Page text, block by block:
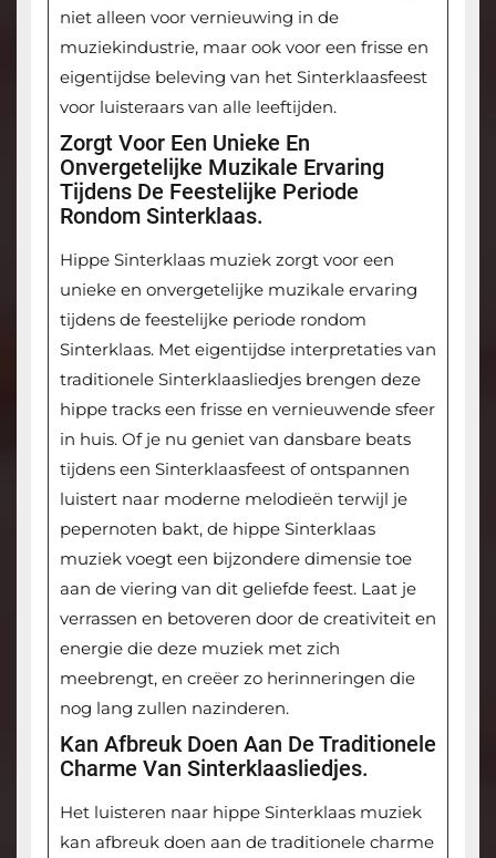
niet alleen voor vernieuwing in de
muziekindustrie, maar ook voor een frisse en
eigentijdse beleving van het Sinterklaasfeest
voor luisteraars van alle leeftijden.
Zorgt Voor Een Unieke En
Onvergetelijke Muzikale Ervaring
Tijdens De Feestelijke Periode
Rondom Sinterklaas.
Hippe Sinterklaas muziek zorgt voor een
unieke en onvergetelijke muzikale ervaring
tijdens de feestelijke periode rondom
Sinterklaas. Met eigentijdse interpretaties van
traditionele Sinterklaasliedjes brengen deze
hippe tracks een frisse en vernieuwende sfeer
in huis. Of je nu geniet van dansbare beats
tijdens een Sinterklaasfeest of ontspannen
luistert naar moderne melodieën terwijl je
pepernoten bakt, de hippe Sinterklaas
muziek voegt een bijzondere dimensie toe
aan de viering van dit geliefde feest. Laat je
verrassen en betoveren door de creativiteit en
energie die deze muziek met zich
meebrengt, en creëer zo herinneringen die
nog lang zullen nazinderen.
Kan Afbreuk Doen Aan De Traditionele
Charme Van Sinterklaasliedjes.
Het luisteren naar hippe Sinterklaas muziek
kan afbreuk doen aan de traditionele charme